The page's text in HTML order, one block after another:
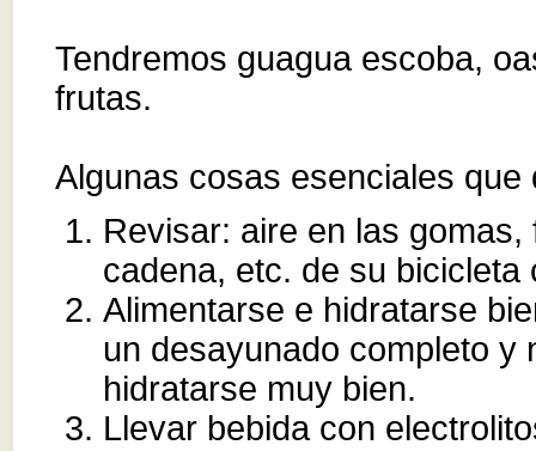
Tendremos guagua escoba,
frutas.
Algunas cosas esenciales que
Revisar: aire en las
cadena, etc. de su bicicleta
Alimentarse e hidratarse
un desayunado completo y
hidratarse muy bien.
Llevar bebida con